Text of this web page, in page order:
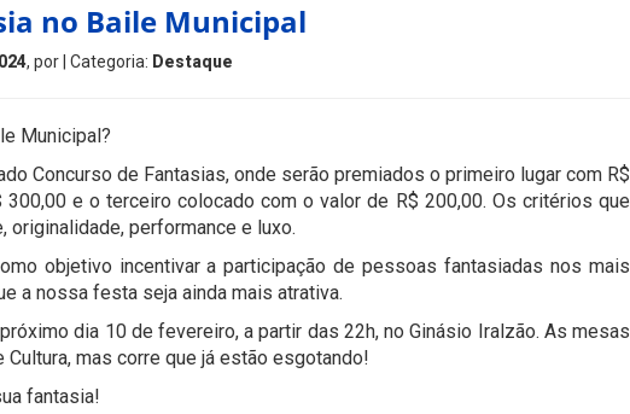
no Baile Municipal
, por | Categoria: Destaque
Municipal?
Concurso de Fantasias, onde serão premiados o primeiro lugar com R$
300,00 e o terceiro colocado com o valor de R$ 200,00. Os critérios que
originalidade, performance e luxo.
objetivo incentivar a participação de pessoas fantasiadas nos mais
a nossa festa seja ainda mais atrativa.
dia 10 de fevereiro, a partir das 22h, no Ginásio Iralzão. As mesas
mas corre que já estão esgotando!
fantasia!